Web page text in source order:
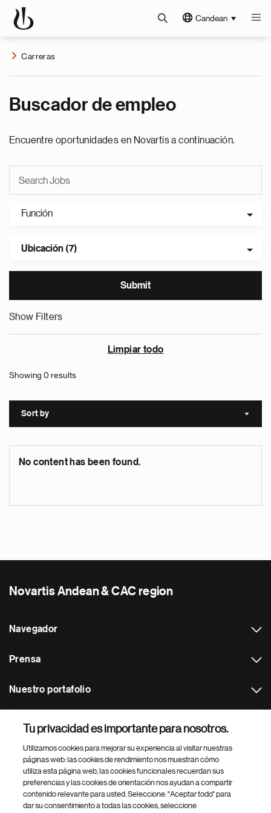
Candean
Carreras
Buscador de empleo
Encuentre oportunidades en Novartis a continuación.
Función
Ubicación (7)
Show Filters
Limpiar todo
Showing 0 results
Sort by Sort
No content has been found.
Novartis Andean & CAC region
Navegador
Prensa
Nuestro portafolio
Footer Site Search
Tu privacidad es importante para nosotros.
Utilizamos cookies para mejorar su experiencia al visitar nuestras
páginas web: las cookies de rendimiento nos muestran cómo
utiliza esta página web, las cookies funcionales recuerdan sus
preferencias y las cookies de orientación nos ayudan a compartir
contenido relevante para usted. Seleccione: "Aceptar todo" para
dar su consentimiento a todas las cookies, seleccione